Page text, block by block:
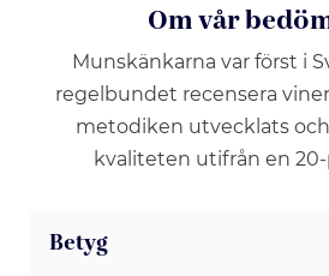
Om vår
Munskänkarna var först i
regelbundet recensera
metodiken utvecklats
kvaliteten utifrån en
Betyg